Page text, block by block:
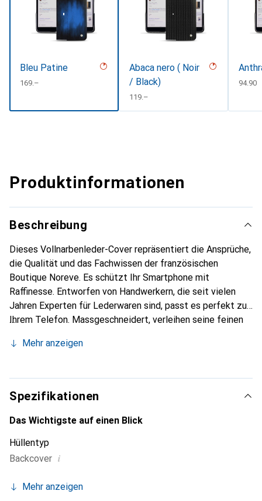
Bleu Patine
CHF
169.–
Abaca nero ( Noir
/ Black)
CHF
119.–
CHF
94.90
Produktinformationen
Beschreibung
Dieses Vollnarbenleder-Cover repräsentiert die Ansprüche,
die Qualität und das Fachwissen der französischen
Boutique Noreve. Es schützt Ihr Smartphone mit
Raffinesse. Entworfen von Handwerkern, die seit vielen
Jahren Experten für Lederwaren sind, passt es perfekt zu
Ihrem Telefon. Massgeschneidert, verleihen seine feinen
und unverzichtbaren Accessoire für Ihr Smartphone.
die Marke Noreve eine sichere Wahl für eine
anspruchsvolle Klientel.
Mehr anzeigen
Spezifikationen
Das Wichtigste auf einen Blick
Hüllentyp
Backcover i
Mehr anzeigen